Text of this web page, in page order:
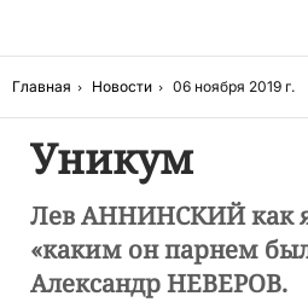
Главная Новости 06 ноября 2019 г.
Уникум
Лев АННИНСКИЙ как
«каким он парнем
Александр НЕВЕРОВ.